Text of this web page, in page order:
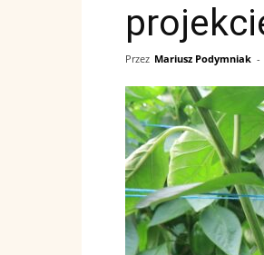
Przez Mariusz Podymniak -